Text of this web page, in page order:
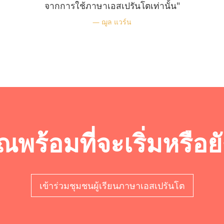
จากการใช้ภาษาเอสเปรันโตเท่านั้น"
ฌูล แวร์น
พร้อมที่จะเริ่มหรือยั
เข้าร่วมชุมชนผู้เรียนภาษาเอสเปรันโต